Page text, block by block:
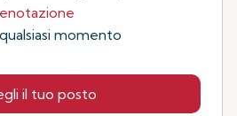
momento
il tuo posto